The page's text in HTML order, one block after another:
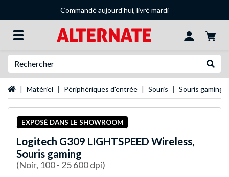
Commandé aujourd'hui, livré mardi
Page d'accueil
Matériel Périphériques d'entrée Souris Souris gaming
EXPOSÉ DANS LE SHOWROOM
Logitech G309 LIGHTSPEED Wireless,
Souris gaming
(Noir, 100 - 25 600 dpi)